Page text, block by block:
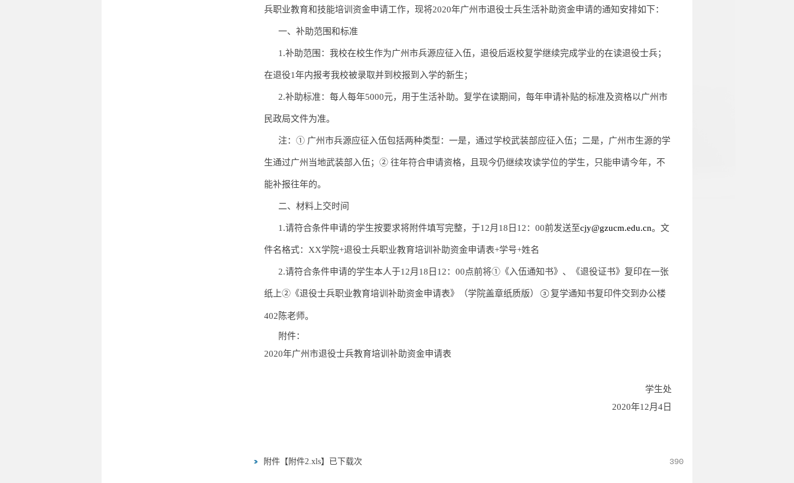
兵职业教育和技能培训资金申请工作，现将2020年广州市退役士兵生活补助资金申请的通知安排如下：
一、补助范围和标准
1.补助范围： 我校在校生作为广州市兵源应征入伍，退役后返校复学继续完成学业的在读退役士兵；
在退役1年内报考我校被录取并到校报到入学的新生；
2.补助标准：每人每年5000元，用于生活补助。复学在读期间，每年申请补贴的标准及资格以广州市
民政局文件为准。
注：① 广州市兵源应征入伍包括两种类型：一是， 通过学校武装部应征入伍 ；二是， 广州市生源的学
生通过广州当地武装部入伍 ； ② 往年符合申请资格，且现今仍继续攻读学位的学生，只能申请今年，不
能补报往年的。
二、材料上交时间
1.请符合条件申请的学生按要求将附件填写完整，于1 2月 18 日 12：00前发送至cjy@gzucm.edu.cn。文
件名格式： XX学院+退役士兵职业教育培训补助资金申请表+学号+姓名
2.请符合条件申请的学生本人于1 2月 18 日 12：00点前将①《入伍通知书》 、《退役证书》 复印在一张
纸上② 《退役士兵职业教育培训补助资金申请表》（学院盖章纸质版） ③ 复学通知书复印件交到 办公楼
402陈老师。
附件：
2020年广州市退役士兵教育培训补助资金申请表
学生处
2020年12月4日
附件【 附件2.xls】已下载 390
次